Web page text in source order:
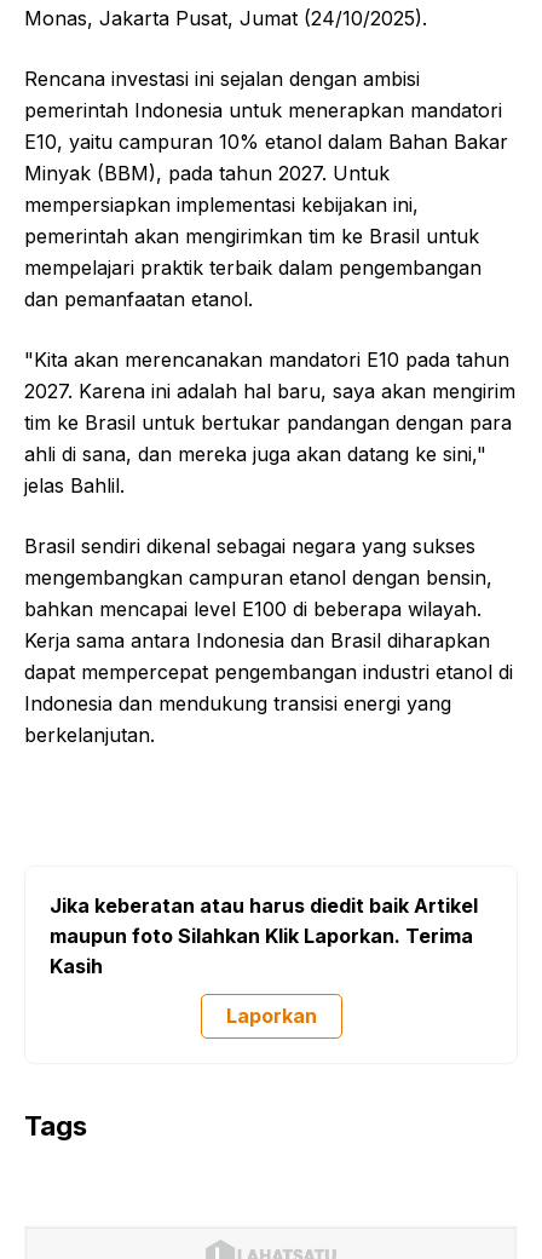
Monas, Jakarta Pusat, Jumat (24/10/2025).
Rencana investasi ini sejalan dengan ambisi
pemerintah Indonesia untuk menerapkan mandatori
E10, yaitu campuran 10% etanol dalam Bahan Bakar
Minyak (BBM), pada tahun 2027. Untuk
mempersiapkan implementasi kebijakan ini,
pemerintah akan mengirimkan tim ke Brasil untuk
mempelajari praktik terbaik dalam pengembangan
dan pemanfaatan etanol.
"Kita akan merencanakan mandatori E10 pada tahun
2027. Karena ini adalah hal baru, saya akan mengirim
tim ke Brasil untuk bertukar pandangan dengan para
ahli di sana, dan mereka juga akan datang ke sini,"
jelas Bahlil.
Brasil sendiri dikenal sebagai negara yang sukses
mengembangkan campuran etanol dengan bensin,
bahkan mencapai level E100 di beberapa wilayah.
Kerja sama antara Indonesia dan Brasil diharapkan
dapat mempercepat pengembangan industri etanol di
Indonesia dan mendukung transisi energi yang
berkelanjutan.
Jika keberatan atau harus diedit baik Artikel
maupun foto Silahkan Klik Laporkan. Terima
Kasih
Laporkan
Tags